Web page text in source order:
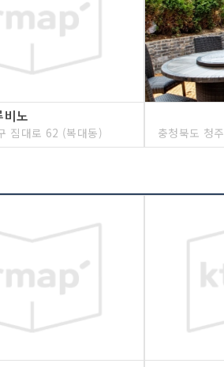
비노
짐대로 62 (복대동)